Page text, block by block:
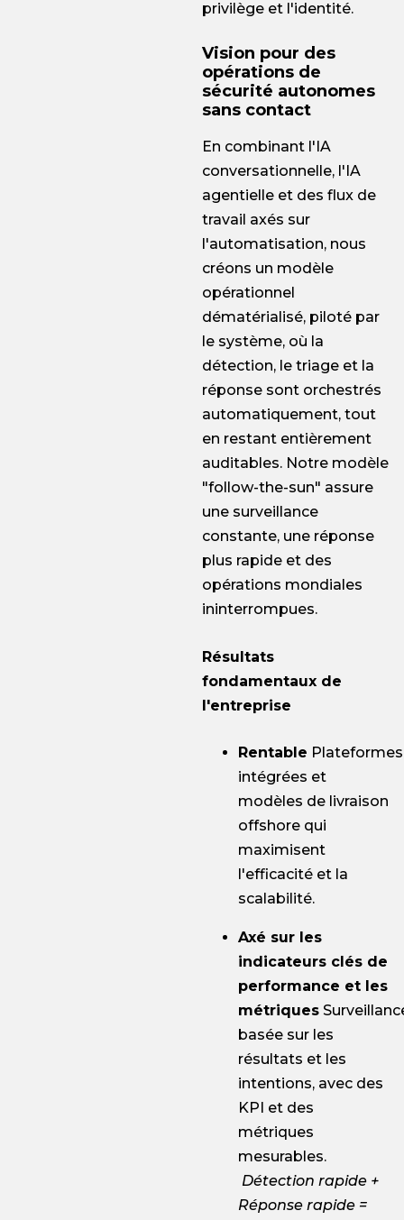
privilège et l'identité.
Vision pour des
opérations de
sécurité autonomes
sans contact
En combinant l'IA
conversationnelle, l'IA
agentielle et des flux de
travail axés sur
l'automatisation, nous
créons un modèle
opérationnel
dématérialisé, piloté par
le système, où la
détection, le triage et la
réponse sont orchestrés
automatiquement, tout
en restant entièrement
auditables. Notre modèle
"follow-the-sun" assure
une surveillance
constante, une réponse
plus rapide et des
opérations mondiales
ininterrompues.
Résultats
fondamentaux de
l'entreprise
Rentable Plateformes
intégrées et
modèles de livraison
offshore qui
maximisent
l'efficacité et la
scalabilité.
Axé sur les
indicateurs clés de
performance et les
métriques
basée sur les
résultats et les
intentions, avec des
KPI et des
métriques
mesurables.
Détection rapide +
Réponse rapide =